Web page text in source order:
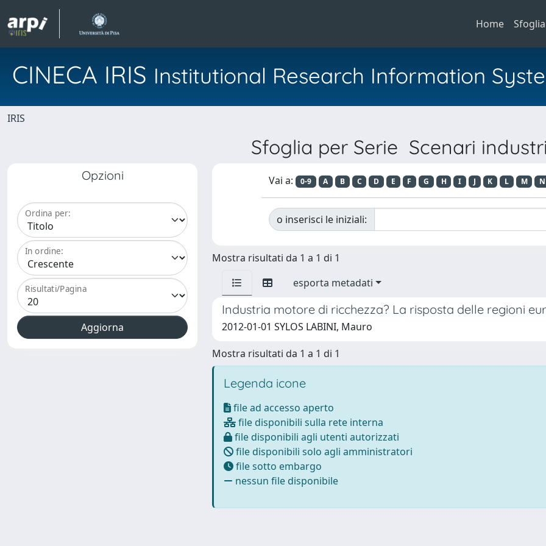
Home Sfoglia
CINECA IRIS Institutional Research Information
IRIS
Sfoglia per Serie Scenari
Opzioni
Ordina per:
In ordine:
Risultati/Pagina
Vai a: 0-9 A B C D E F G H I J K L M N
o inserisci le iniziali:
Mostra risultati da 1 a 1 di 1
esporta metadati
Industria motore di ricchezza? La risposta delle regioni
2012-01-01 SYLOS LABINI, Mauro
Mostra risultati da 1 a 1 di 1
Legenda icone
file ad accesso aperto
file disponibili sulla rete interna
file disponibili agli utenti autorizzati
file disponibili solo agli amministratori
file sotto embargo
nessun file disponibile